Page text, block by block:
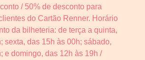
/ 50% de desconto para
do Cartão Renner. Horário
da bilheteria: de terça a quinta,
sexta, das 15h às 00h; sábado,
e domingo, das 12h às 19h /